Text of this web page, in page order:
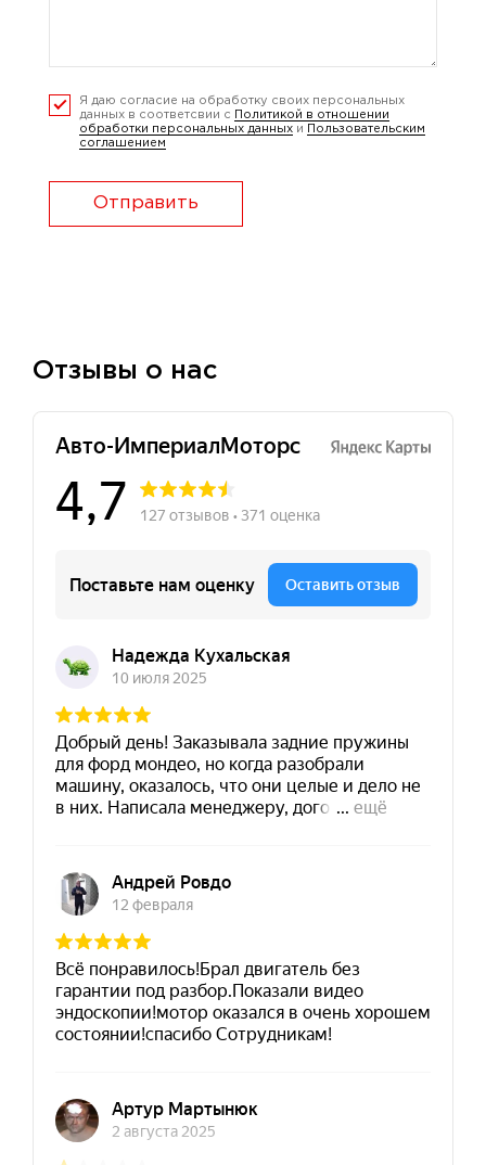
Я даю согласие на обработку своих персональных
данных в соответсвии с
Политикой в отношении
обработки персональных данных и
Пользовательским
соглашением
Отправить
Отзывы о нас